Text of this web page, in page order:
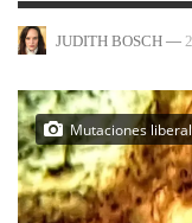
JUDITH BOSCH —
Mutaciones